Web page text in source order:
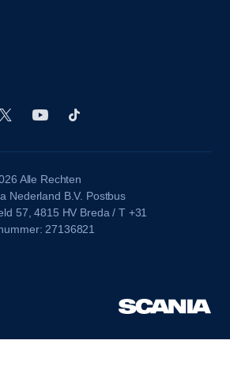
Alle Rechten
Nederland B.V. Postbus
57, 4815 HV Breda / T +31
27136821